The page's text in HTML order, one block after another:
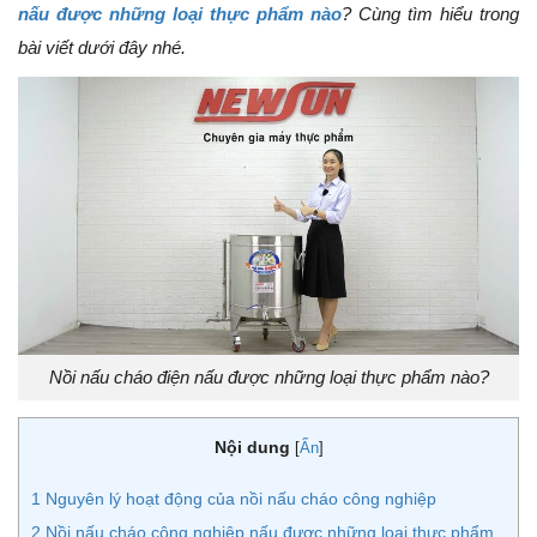
nấu được những loại thực phẩm nào? Cùng tìm hiểu trong
bài viết dưới đây nhé.
Nồi nấu cháo điện nấu được những loại thực phẩm nào?
Nội dung [Ẩn]
1 Nguyên lý hoạt động của nồi nấu cháo công nghiệp
2 Nồi nấu cháo công nghiệp nấu được những loại thực phẩm